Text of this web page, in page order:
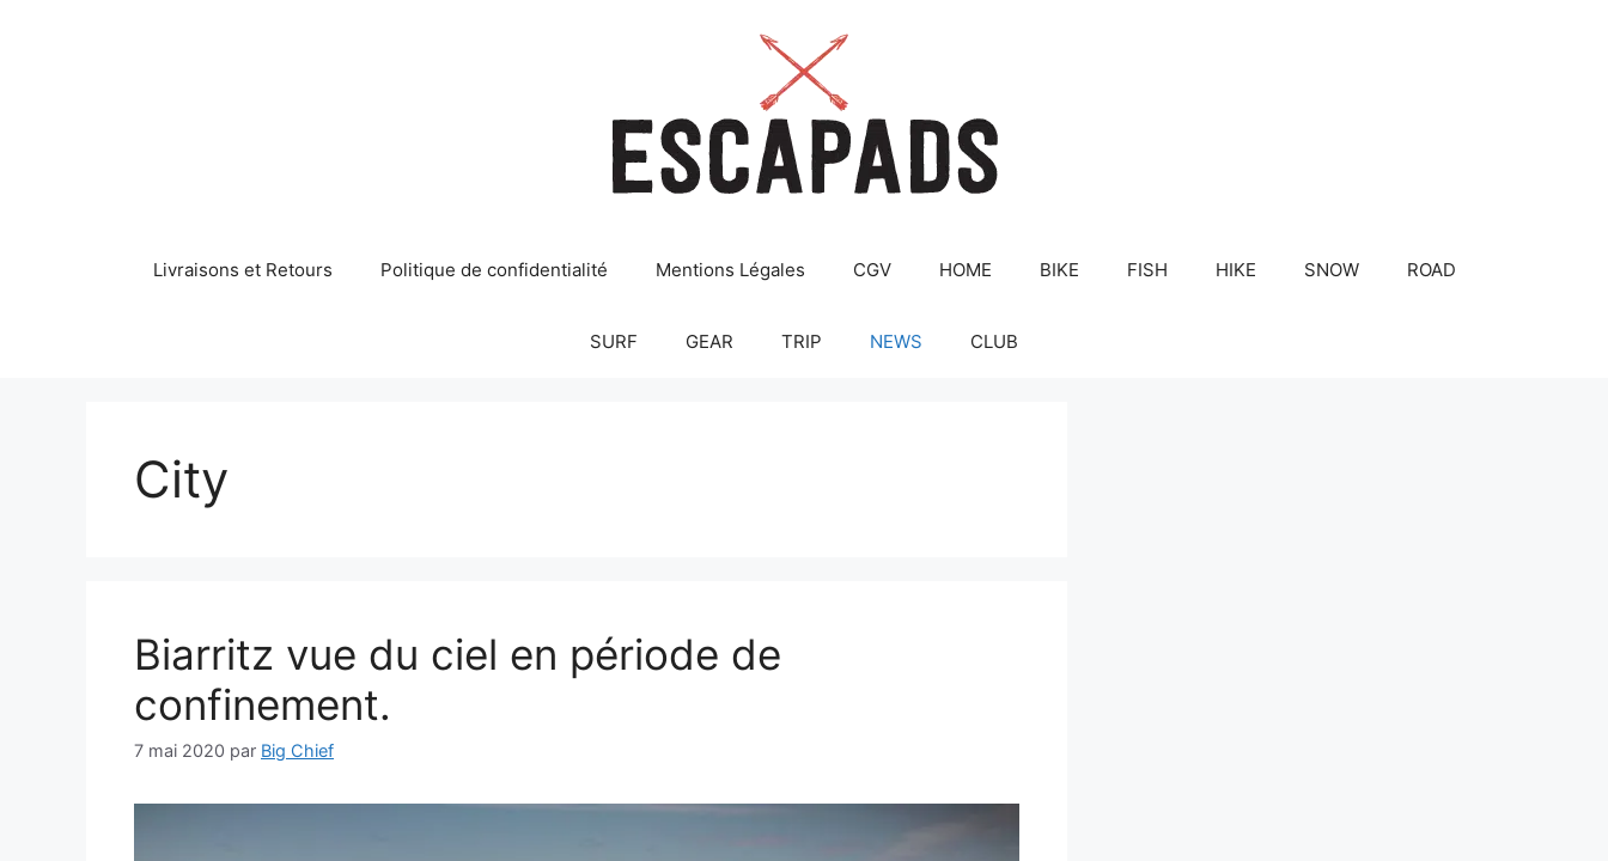
Livraisons et Retours Politique de confidentialité Mentions Légales CGV HOME BIKE FISH HIKE SNOW ROAD
SURF GEAR TRIP NEWS CLUB
City
Biarritz vue du ciel en période de
confinement.
7 mai 2020 par Big Chief